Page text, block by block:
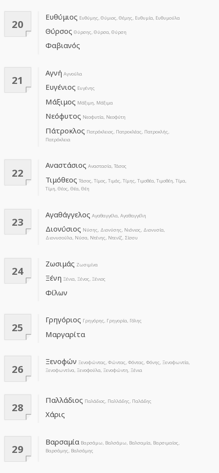
20
Ευθύμιος Ευθύμης, Θύμιος, Θέμης, Ευθυμία, Ευθυμούλα
Θύρσος Θύρσης, Θύρσα, Θύρση
Φαβιανός
21
Αγνή Αγνούλα
Ευγένιος Ευγένης
Μάξιμος Μάξιμη, Μάξιμα
Νεόφυτος Νεοφυτία, Νεοφύτη
Πάτροκλος Πατρόκλειος, Πατροκλέας, Πατροκλής,
Πατρόκλεια
22
Αναστάσιος Αναστασία, Τάσος
Τιμόθεος Τάσος, Τίμος, Τιμάς, Τίμης, Τιμοθέα, Τιμοθέη, Τίμα,
Τίμη, Θέος, Θέα, Θέη
23
Αγαθάγγελος Αγαθαγγέλα, Αγαθαγγέλη
Διονύσιος Νύσης, Διονύσης, Νιόνιος, Διονυσία,
Διονυσούλα, Νύσα, Ντένης, Ντενίζ, Σίσσυ
24
Ζωσιμάς Ζωσιμίνα
Ξένη Ξένια, Ξένος, Ξένιος
Φίλων
25
Γρηγόριος Γρηγόρης, Γρηγορία, Γόλης
Μαργαρίτα
26
Ξενοφών Ξενοφώντας, Φώντας, Φόντας, Φόνης, Ξενοφωντία,
Ξενοφωντίνα, Ξενοφούλα, Ξενοφώντη, Ξένια
28
Παλλάδιος Παλάδιος, Παλλάδης, Παλάδης
Χάρις
29
Βαρσαμία Βαρσάμω, Βαλσάμω, Βαλσαμία, Βαρσιμαίος,
Βαρσάμης, Βαλσάμης